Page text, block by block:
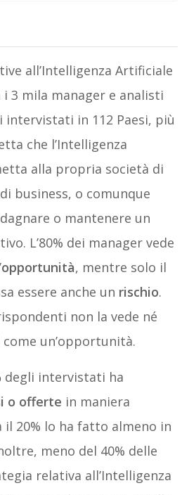
all’Intelligenza Artificiale
3 mila manager e analisti
in 112 Paesi, più
che l’Intelligenza
alla propria società di
business, o comunque
o mantenere un
L’80% dei manager vede
opportunità, mentre solo il
essere anche un rischio.
non la vede né
un’opportunità.
degli intervistati ha
o offerte in maniera
il 20% lo ha fatto almeno in
meno del 40% delle
relativa all’Intelligenza